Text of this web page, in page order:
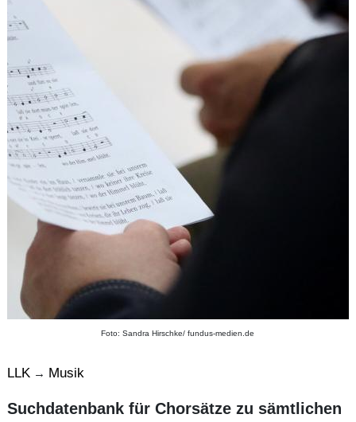
Foto: Sandra Hirschke/ fundus-medien.de
LLK → Musik
Suchdatenbank für Chorsätze zu sämtlichen